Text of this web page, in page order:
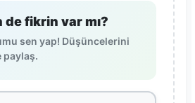
de fikrin var mı?
sen yap! Düşüncelerini
paylaş.